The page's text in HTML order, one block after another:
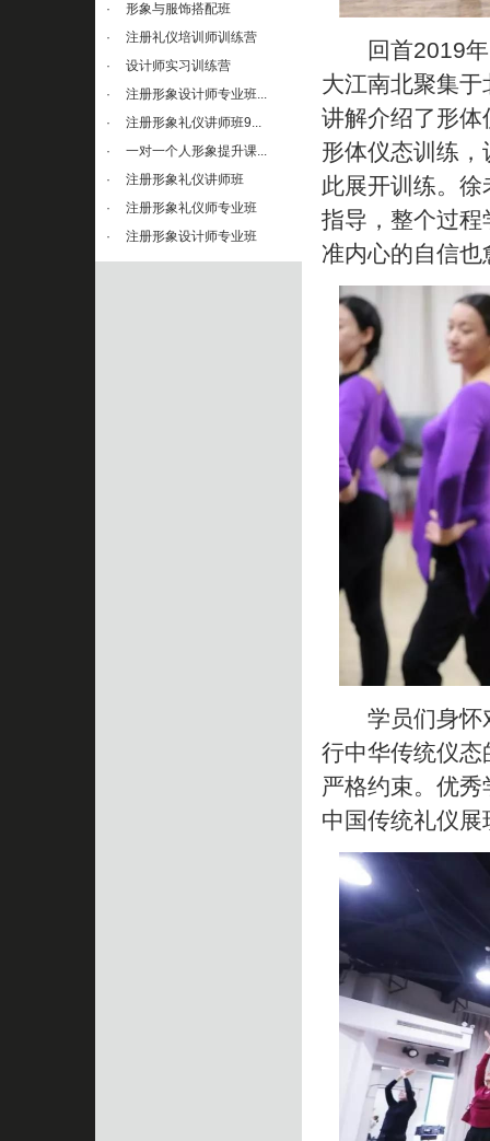
·
形象与服饰搭配班
·
注册礼仪培训师训练营
·
设计师实习训练营
·
注册形象设计师专业班...
·
注册形象礼仪讲师班9...
·
一对一个人形象提升课...
·
注册形象礼仪讲师班
·
注册形象礼仪师专业班
·
注册形象设计师专业班
回首2019年
大江南北聚集
讲解介绍了形
形体仪态训练
此展开训练。
指导，整个过
准内心的自信也
学员们身怀对
行中华传统仪
严格约束。优
中国传统礼仪展